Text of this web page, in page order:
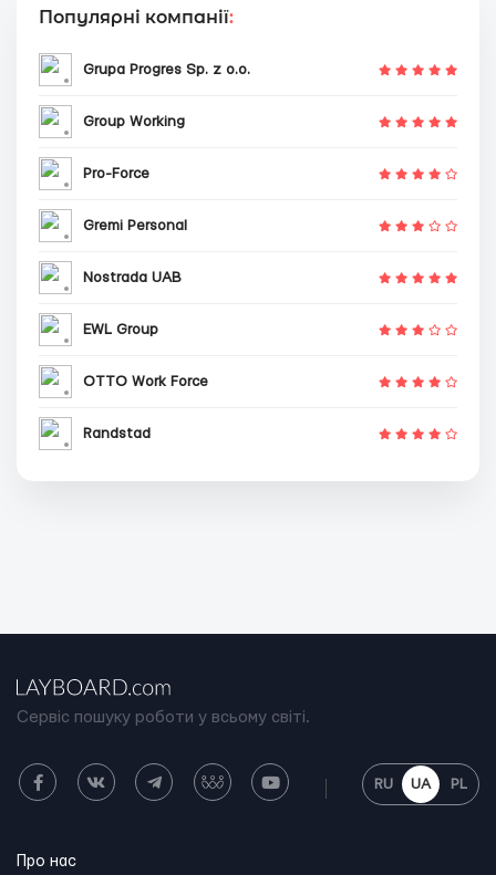
Популярні компанії:
Grupa Progres Sp. z o.o.
Group Working
Pro-Force
Gremi Personal
Nostrada UAB
EWL Group
OTTO Work Force
Randstad
Сервіс пошуку роботи у всьому світі.
RU UA PL
Про нас